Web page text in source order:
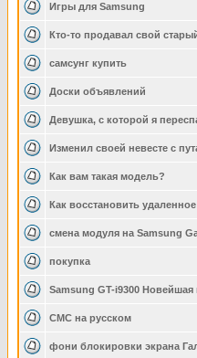
Игры для Samsung
Кто-то продавал свой
самсунг купить
Доски объявлений
Девушка, с которой я
Изменил своей невесте с
Как вам такая модель?
Как восстановить
смена модуля на Samsung
покупка
Samsung GT-i9300
СМС на русском
фони блокировки экрана